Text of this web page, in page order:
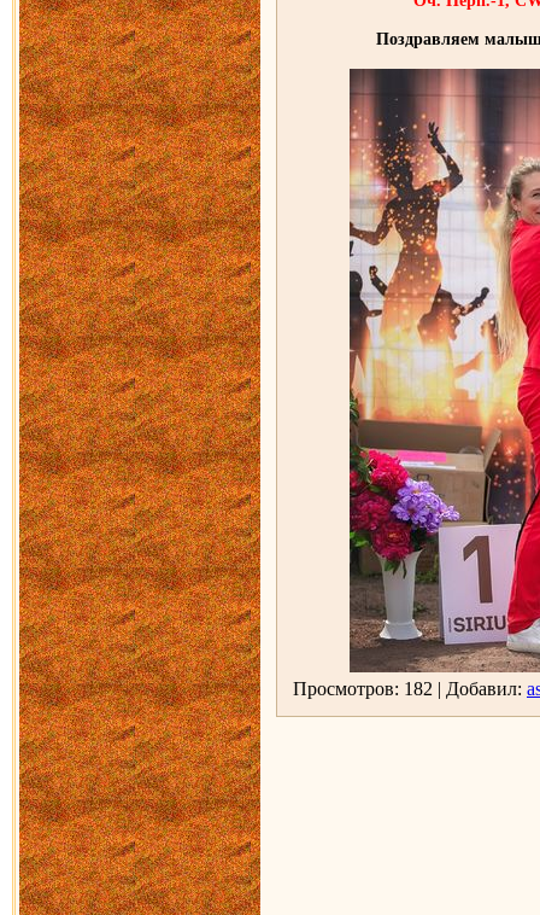
Поздравляем
Просмотров: 182 | Добавил: